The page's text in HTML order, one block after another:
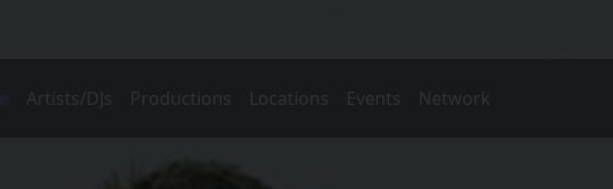
Artists/DJs Productions Locations Events Network